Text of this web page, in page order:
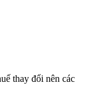
thay đổi nên các